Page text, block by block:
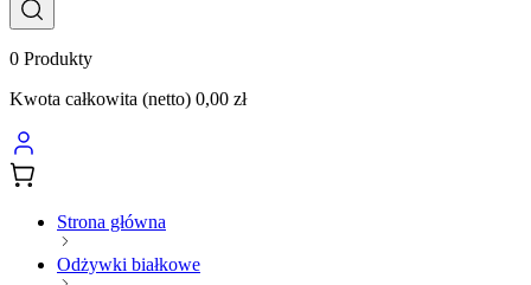
0 Produkty
Kwota całkowita (netto) 0,00 zł
Strona główna
Odżywki białkowe